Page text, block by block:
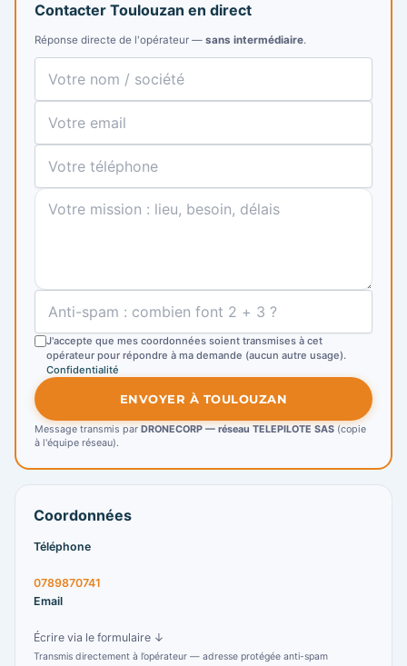
Contacter Toulouzan en direct
Réponse directe de l'opérateur — sans intermédiaire.
J'accepte que mes coordonnées soient transmises à cet
opérateur pour répondre à ma demande (aucun autre usage).
Confidentialité
ENVOYER À TOULOUZAN
Message transmis par DRONECORP — réseau TELEPILOTE SAS (copie
à l'équipe réseau).
Coordonnées
Téléphone
0789870741
Email
Écrire via le formulaire ↓
Transmis directement à l’opérateur — adresse protégée anti-spam